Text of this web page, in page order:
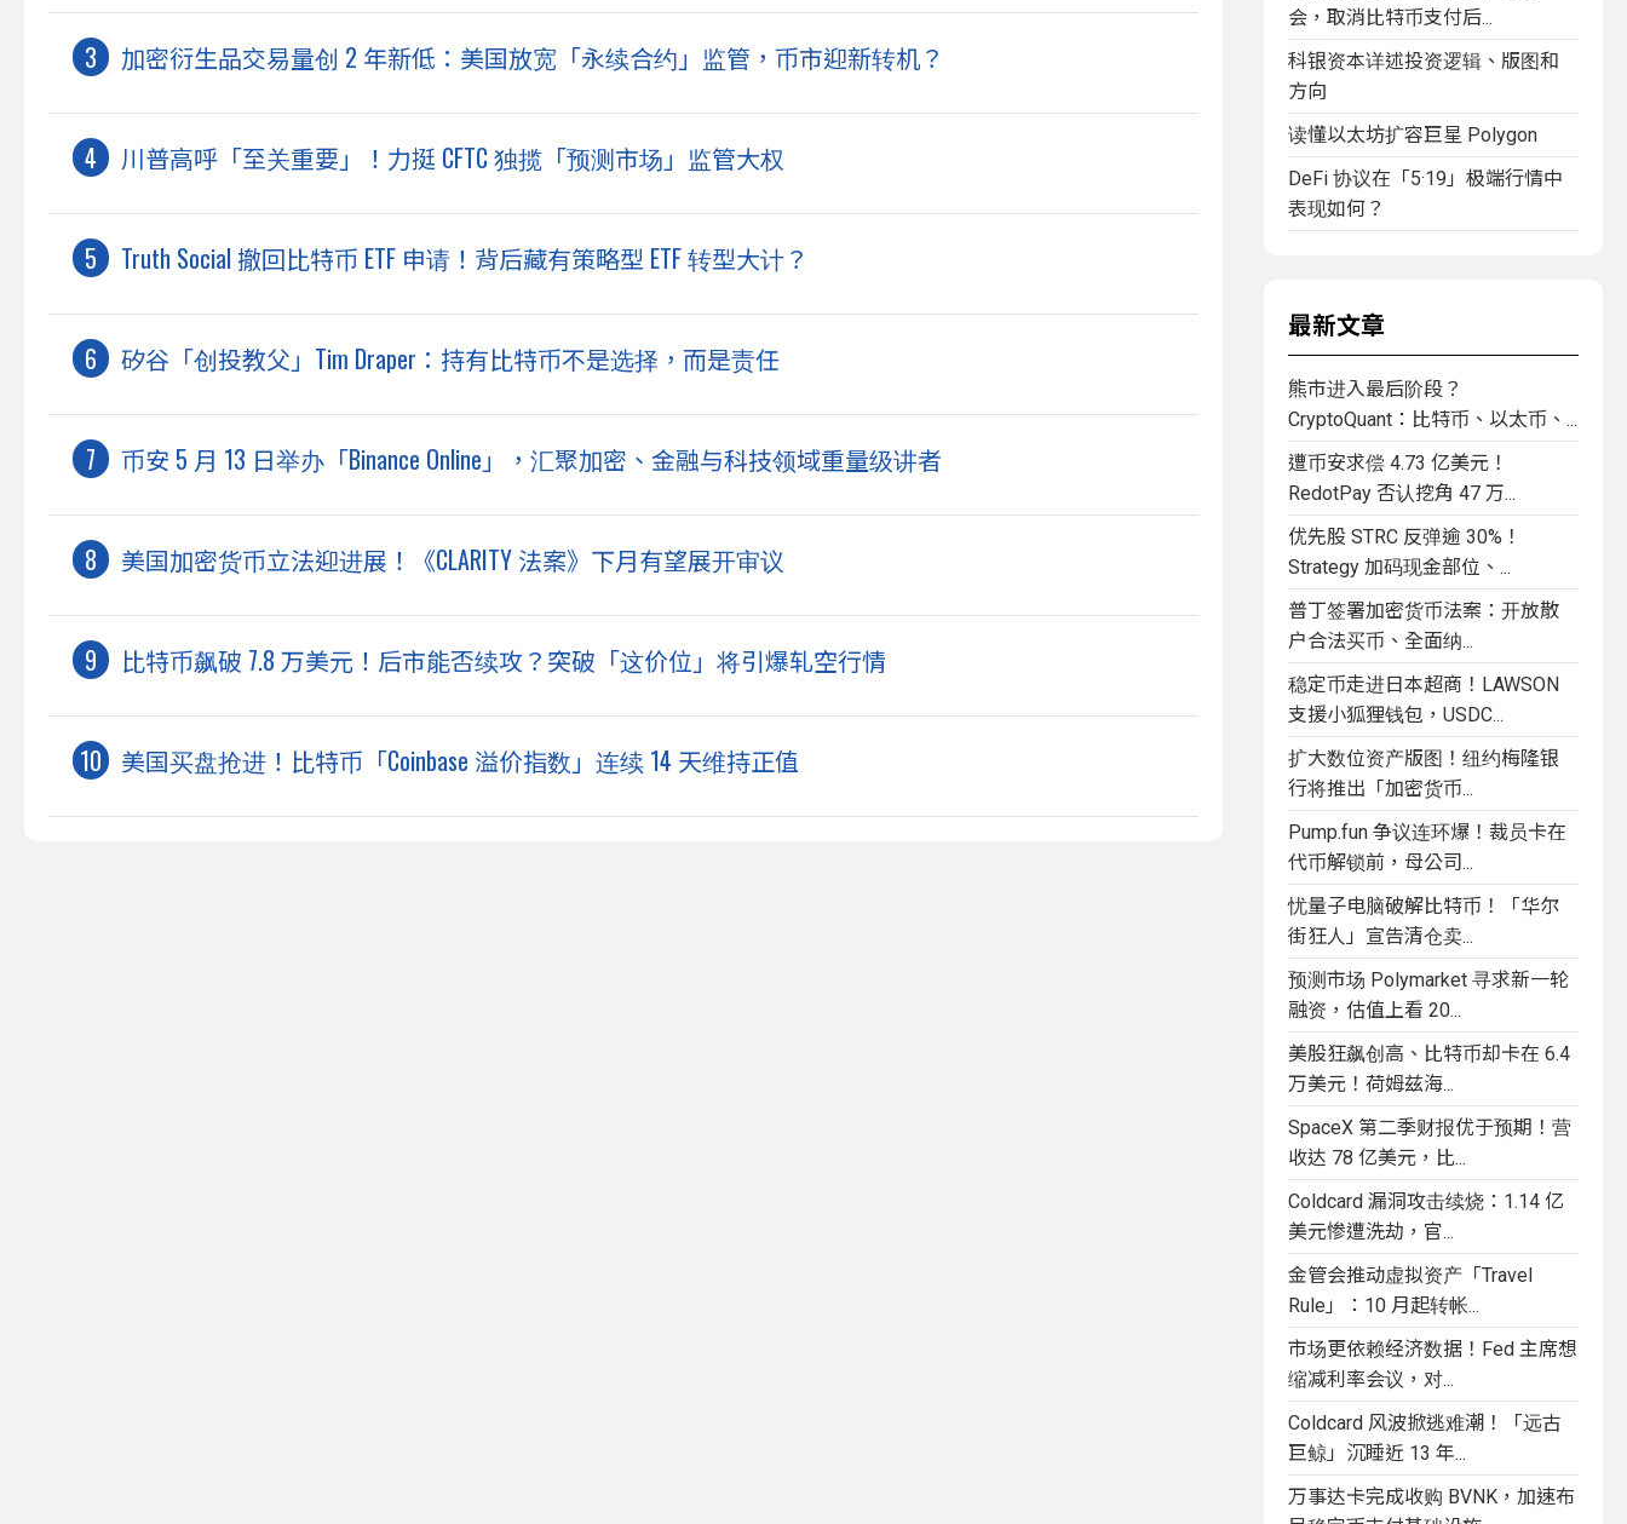
加密衍生品交易量创 2 年新低：美国放宽「永续合约」监管，币市迎新转机？
川普高呼「至关重要」！力挺 CFTC 独揽「预测市场」监管大权
Truth Social 撤回比特币 ETF 申请！背后藏有策略型 ETF 转型大计？
矽谷「创投教父」Tim Draper：持有比特币不是选择，而是责任
币安 5 月 13 日举办「Binance Online」，汇聚加密、金融与科技领域重量级讲者
美国加密货币立法迎进展！《CLARITY 法案》下月有望展开审议
比特币飙破 7.8 万美元！后市能否续攻？突破「这价位」将引爆轧空行情
美国买盘抢进！比特币「Coinbase 溢价指数」连续 14 天维持正值
会，取消比特币支付后...
科银资本详述投资逻辑、版图和
方向
读懂以太坊扩容巨星 Polygon
DeFi 协议在「5·19」极端行情中
表现如何？
最新文章
熊市进入最后阶段？
CryptoQuant：比特币、以太币、...
遭币安求偿 4.73 亿美元！
RedotPay 否认挖角 47 万...
优先股 STRC 反弹逾 30%！
Strategy 加码现金部位、...
普丁签署加密货币法案：开放散
户合法买币、全面纳...
稳定币走进日本超商！LAWSON
支援小狐狸钱包，USDC...
扩大数位资产版图！纽约梅隆银
行将推出「加密货币...
Pump.fun 争议连环爆！裁员卡在
代币解锁前，母公司...
忧量子电脑破解比特币！「华尔
街狂人」宣告清仓卖...
预测市场 Polymarket 寻求新一轮
融资，估值上看 20...
美股狂飙创高、比特币却卡在 6.4
万美元！荷姆兹海...
SpaceX 第二季财报优于预期！营
收达 78 亿美元，比...
Coldcard 漏洞攻击续烧：1.14 亿
美元惨遭洗劫，官...
金管会推动虚拟资产「Travel
Rule」：10 月起转帐...
市场更依赖经济数据！Fed 主席想
缩减利率会议，对...
Coldcard 风波掀逃难潮！「远古
巨鲸」沉睡近 13 年...
万事达卡完成收购 BVNK，加速布